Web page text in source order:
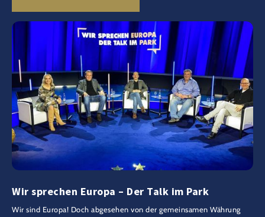
Wir sprechen Europa – Der Talk im Park
Wir sind Europa! Doch abgesehen von der gemeinsamen Währung